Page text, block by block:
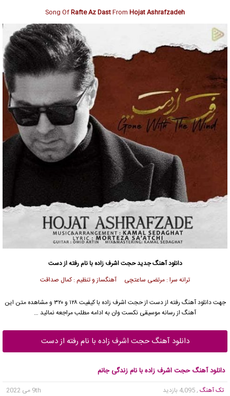
Song OfRafte Az DastFrom Hojat Ashrafzadeh
دانلود آهنگجدید حجت اشرف زاده با نام رفته از دست
ترانه سرا : مرتضی ساعتچی آهنگساز و تنظیم : کمال صداقت
جهت دانلود آهنگ رفته از دست از حجت اشرف زاده با کیفیت ۱۲۸ و ۳۲۰ و مشاهده متن این
آهنگ از رسانه موسیقی نکست وان به ادامه مطلب مراجعه نمائید …
دانلود آهنگ حجت اشرف زاده با نام رفته از دست
دانلود آهنگ حجت اشرف زاده با نام زندگی جانم
تک آهنگ , 4,095 بازدید
9th می 2022